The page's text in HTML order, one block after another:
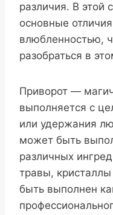
различия. В этой
основные
влюбленностью,
разобраться в
Приворот —
выполняется с
или удержания
может быть
различных
травы,
быть выполнен